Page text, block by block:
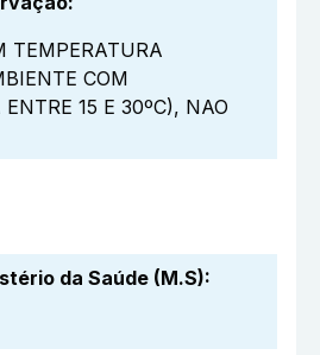
TEMPERATURA
COM
15 E 30ºC), NAO
da Saúde (M.S):